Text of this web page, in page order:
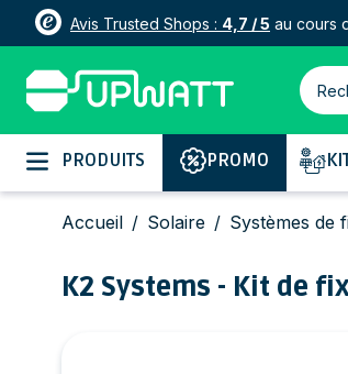
Avis Trusted Shops : 4,7 / 5 au cours
Allez au contenu
PRODUITS PROMO
Accueil / Solaire / Systèmes de
K2 Systems - Kit de